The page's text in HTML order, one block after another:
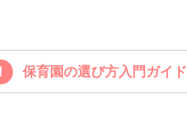
保育園の選び方入門ガイド